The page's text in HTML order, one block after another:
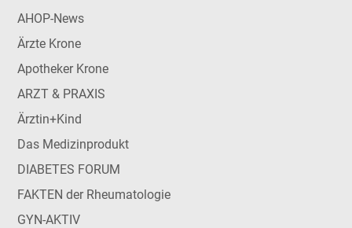
AHOP-News
Ärzte Krone
Apotheker Krone
ARZT & PRAXIS
Ärztin+Kind
Das Medizinprodukt
DIABETES FORUM
FAKTEN der Rheumatologie
GYN-AKTIV